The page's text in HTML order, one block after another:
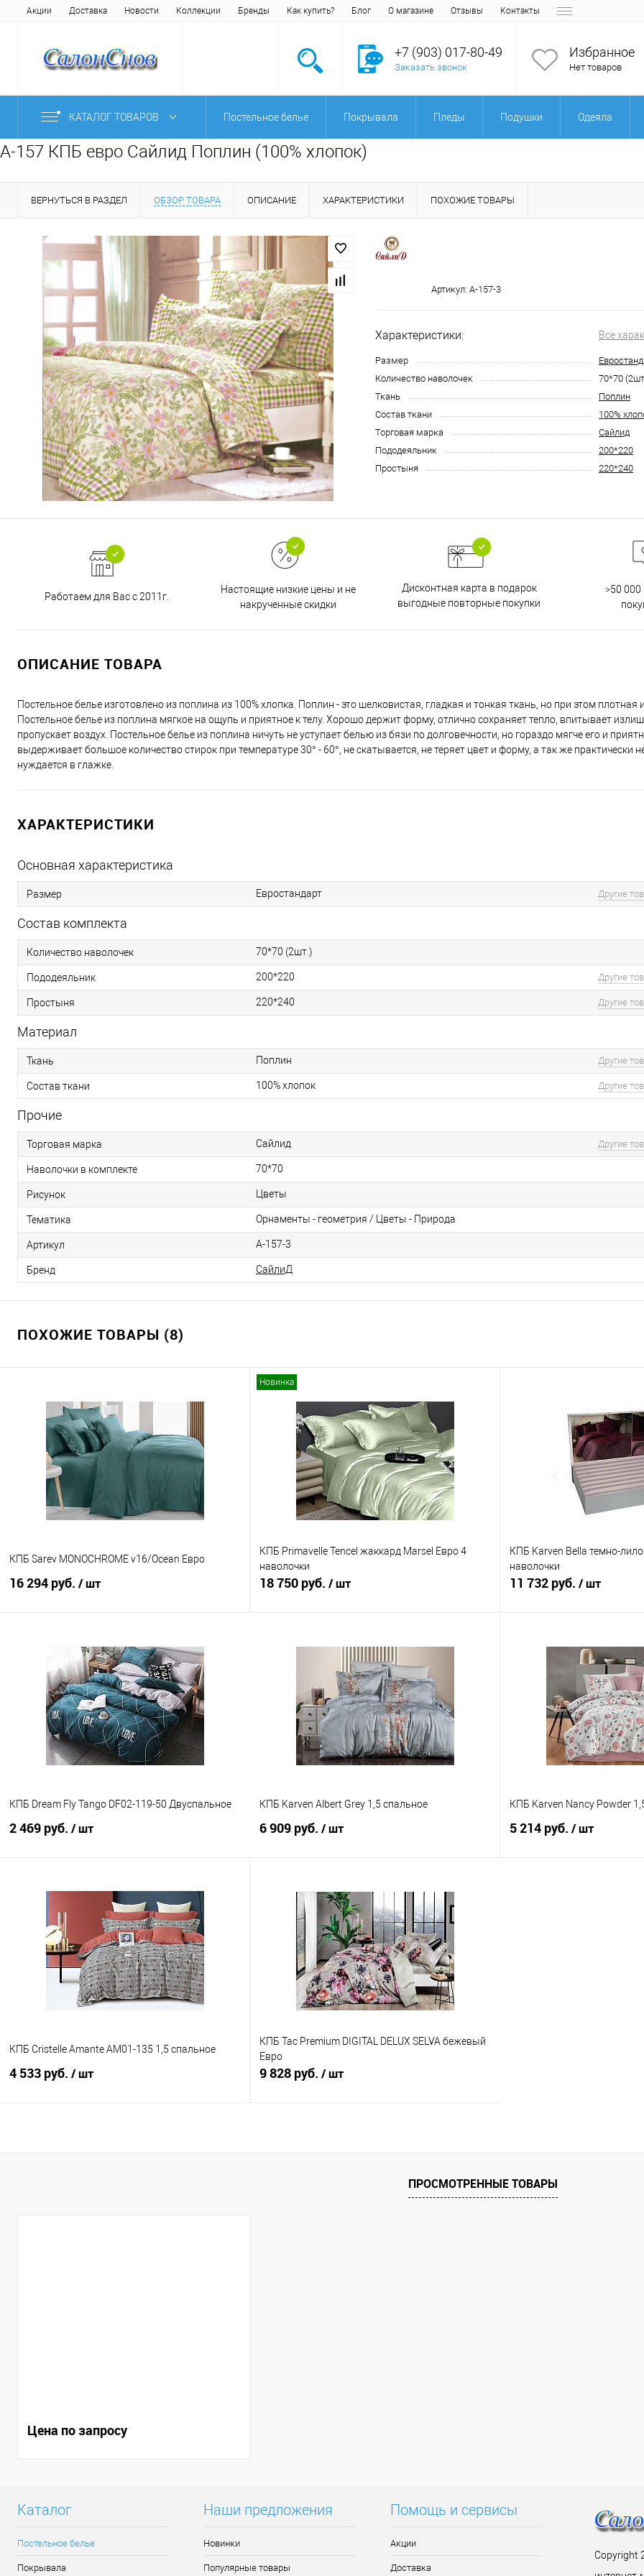
Акции Доставка Новости Коллекции Бренды Как купить? Блог О магазине Отзывы Контакты
+7 (903) 017-80-49
Заказать звонок
Избранное
Нет товаров
КАТАЛОГ ТОВАРОВ Постельное белье Покрывала Пледы Подушки Одеяла
A-157 КПБ евро Сайлид Поплин (100% хлопок)
ВЕРНУТЬСЯ В РАЗДЕЛ ОБЗОР ТОВАРА ОПИСАНИЕ ХАРАКТЕРИСТИКИ ПОХОЖИЕ ТОВАРЫ
Артикул: A-157-3
Характеристики: Все
Размер
Количество наволочек
70*70
Ткань
Поплин
Состав ткани
100%
Торговая марка
Сайлид
Пододеяльник
200*220
Простыня
220*240
Работаем для Вас с 2011г.
Настоящие низкие цены и не
накрученные скидки
Дисконтная карта в подарок
выгодные повторные покупки
>50
ОПИСАНИЕ ТОВАРА
Постельное белье изготовлено из поплина из 100% хлопка. Поплин - это шелковистая, гладкая и тонкая ткань, но при этом плотная
Постельное белье из поплина мягкое на ощупь и приятное к телу. Хорошо держит форму, отлично сохраняет тепло, впитывает
пропускает воздух. Постельное белье из поплина ничуть не уступает белью из бязи по долговечности, но гораздо мягче его и
выдерживает большое количество стирок при температуре 30° - 60°, не скатывается, не теряет цвет и форму, а так же практически
нуждается в глажке.
ХАРАКТЕРИСТИКИ
Основная характеристика
Размер Евростандарт Другие
Состав комплекта
Количество наволочек 70*70 (2шт.)
Пододеяльник 200*220 Другие
Простыня 220*240 Другие
Материал
Ткань Поплин Другие
Состав ткани 100% хлопок Другие
Прочие
Торговая марка Сайлид Другие
Наволочки в комплекте 70*70
Рисунок Цветы
Тематика Орнаменты - геометрия / Цветы - Природа
Артикул A-157-3
Бренд СайлиД
ПОХОЖИЕ ТОВАРЫ (8)
КПБ Sarev MONOCHROME v16/Ocean Евро
16 294 руб. / шт
Купить в 1 клик
Сравнение
В избранное
В наличии
Новинка
КПБ Primavelle Tencel жаккард Marsel Евро 4
наволочки
18 750 руб. / шт
Купить в 1 клик
Сравнение
В избранное
В наличии
КПБ Karven Bella темно-
наволочки
11 732 руб. / шт
Купить в 1 клик
В избранное
КПБ Dream Fly Tango DF02-119-50 Двуспальное
2 469 руб. / шт
Купить в 1 клик
Сравнение
В избранное
В наличии
КПБ Karven Albert Grey 1,5 спальное
6 909 руб. / шт
Купить в 1 клик
Сравнение
В избранное
В наличии
КПБ Karven Nancy Powder
5 214 руб. / шт
КПБ Cristelle Amante AM01-135 1,5 спальное
4 533 руб. / шт
КПБ Tac Premium DIGITAL DELUX SELVA бежевый
Евро
9 828 руб. / шт
ПРОСМОТРЕННЫЕ ТОВАРЫ
Цена по запросу
Каталог
Постельное белье
Покрывала
Наши предложения
Новинки
Популярные товары
Помощь и сервисы
Акции
Доставка
Copyright